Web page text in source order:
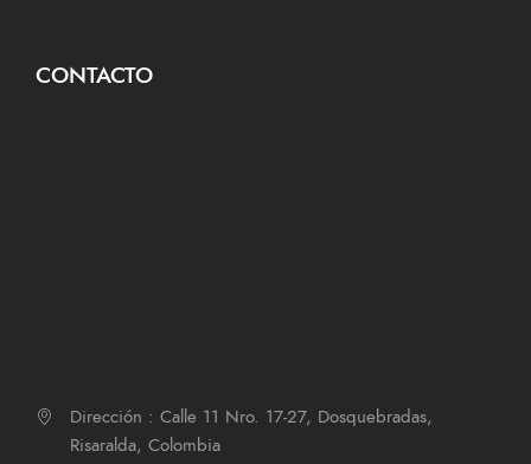
CONTACTO
Dirección : Calle 11 Nro. 17-27, Dosquebradas,
Risaralda, Colombia